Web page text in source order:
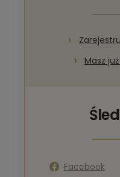
Masz
Facebook